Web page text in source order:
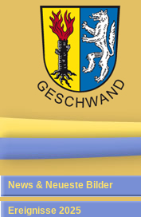
News & Neueste Bilder
Ereignisse 2025